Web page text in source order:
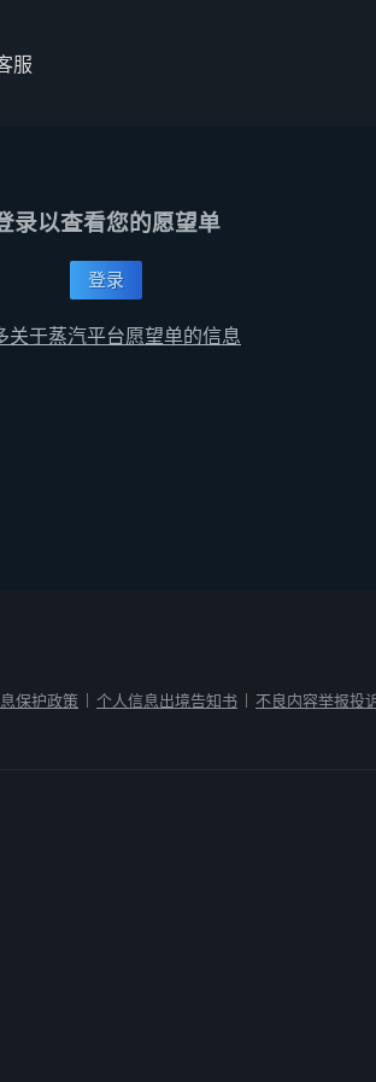
服
录以查看您的愿望单
登录
关于蒸汽平台愿望单的信息
保护政策 个人信息出境告知书
不良内容举报投